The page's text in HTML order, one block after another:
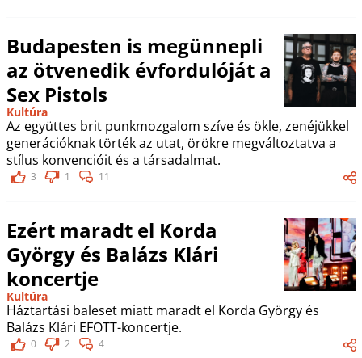
Budapesten is megünnepli
az ötvenedik évfordulóját a
Sex Pistols
Kultúra
Az együttes brit punkmozgalom szíve és ökle, zenéjükkel
generációknak törték az utat, örökre megváltoztatva a
stílus konvencióit és a társadalmat.
3 1 11
Ezért maradt el Korda
György és Balázs Klári
koncertje
Kultúra
Háztartási baleset miatt maradt el Korda György és
Balázs Klári EFOTT-koncertje.
0 2 4